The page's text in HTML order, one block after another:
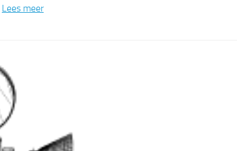
Lees meer